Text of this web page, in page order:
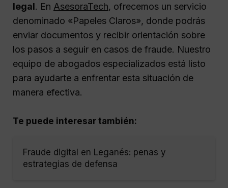
legal. En AsesoraTech, ofrecemos un servicio
denominado «Papeles Claros», donde podrás
enviar documentos y recibir orientación sobre
los pasos a seguir en casos de fraude. Nuestro
equipo de abogados especializados está listo
para ayudarte a enfrentar esta situación de
manera efectiva.
Te puede interesar también:
Fraude digital en Leganés: penas y
estrategias de defensa